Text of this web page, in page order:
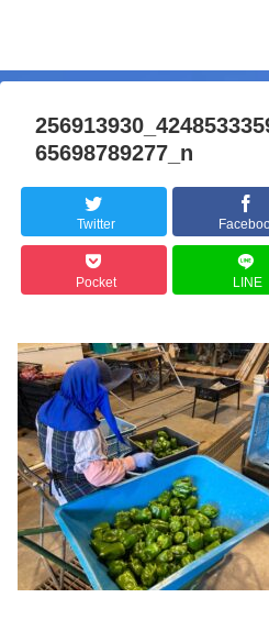
65698789277_n
Twitter
Pocket LINE